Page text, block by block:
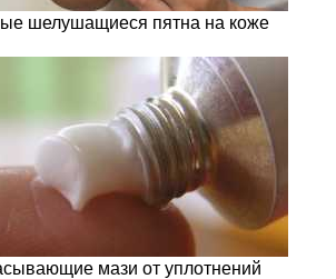
шелушащиеся пятна на коже
мази от уплотнений